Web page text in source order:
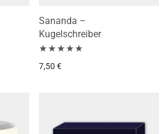
Sananda –
Kugelschreiber
Bewertet mit
7,50 €